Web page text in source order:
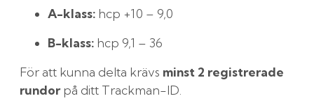
A-klass: hcp +10 – 9,0
B-klass: hcp 9,1 – 36
För att kunna delta krävs minst 2 registrerade
rundorpå ditt Trackman-ID.